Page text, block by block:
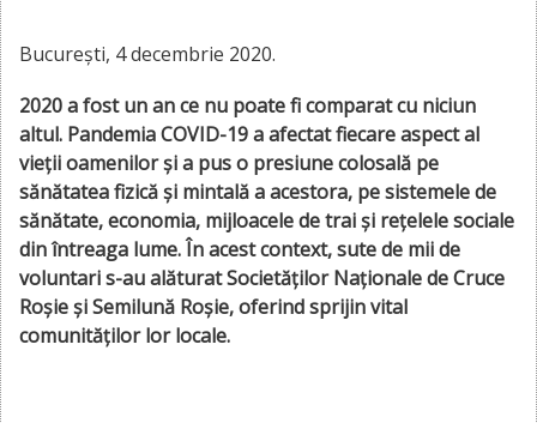
București, 4 decembrie 2020.
2020 a fost un an ce nu poate fi comparat cu niciun
altul. Pandemia COVID-19 a afectat fiecare aspect al
vieții oamenilor și a pus o presiune colosală pe
sănătatea fizică și mintală a acestora, pe sistemele de
sănătate, economia, mijloacele de trai și rețelele sociale
din întreaga lume. În acest context, sute de mii de
voluntari s-au alăturat Societăților Naționale de Cruce
Roșie și Semilună Roșie, oferind sprijin vital
comunităților lor locale.